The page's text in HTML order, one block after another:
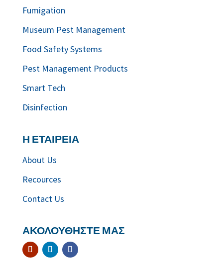
Fumigation
Museum Pest Management
Food Safety Systems
Pest Management Products
Smart Tech
Disinfection
Η ΕΤΑΙΡΕΙΑ
About Us
Recources
Contact Us
ΑΚΟΛΟΥΘΗΣΤΕ ΜΑΣ